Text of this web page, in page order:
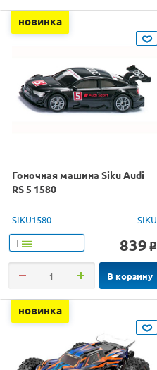
новинка
Гоночная машина Siku Audi
RS 5 1580
SIKU1580 SIKU
Т 839 o
В корзину
новинка